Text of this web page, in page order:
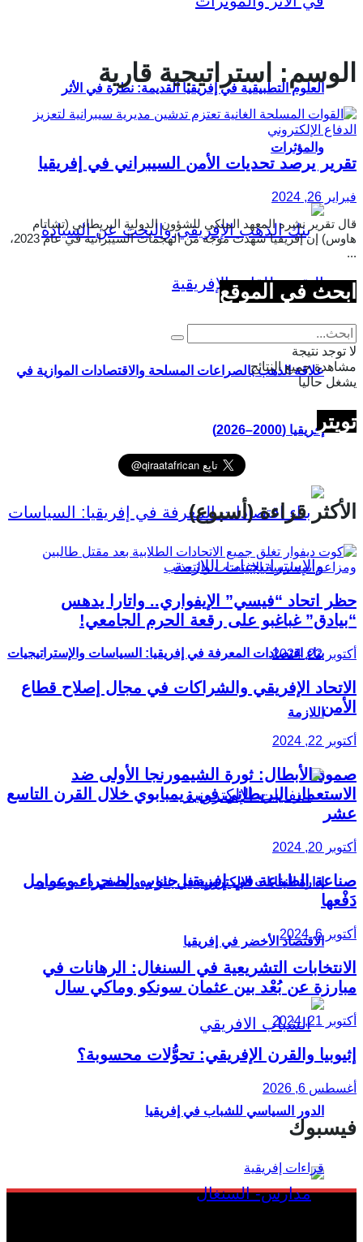
العلوم التطبيقية في إفريقيا القديمة: نظرة في الأثر
والمؤثرات
علاقة الذهب بالصراعات المسلحة والاقتصادات الموازية في
إفريقيا (2000–2026)
بناء اقتصادات المعرفة في إفريقيا: السياسات والإستراتيجيات
اللازمة
إدارة النفايات الإلكترونية في غانا ودورها في دعم مسار
الاقتصاد الأخضر في إفريقيا
الدور السياسي للشباب في إفريقيا
الوسم: استراتيجية قارية
تقرير يرصد تحديات الأمن السيبراني في إفريقيا
فبراير 26, 2024
قال تقرير نشره المعهد الملكي للشؤون الدولية البريطاني (تشاتام
هاوس) إن إفريقيا شهدت موجة من الهجمات السيبرانية في عام 2023،
...
ابحث في الموقع
لا توجد نتيجة
مشاهدة جميع النتائج
يشغل حاليا
تويتر
الأكثر قراءة (أسبوع)
حظر اتحاد “فيسي” الإيفواري.. واتارا يدهس
“بيادق” غباغبو على رقعة الحرم الجامعي!
أكتوبر 22, 2024
الاتحاد الإفريقي والشراكات في مجال إصلاح قطاع
الأمن
أكتوبر 22, 2024
صمود الأبطال: ثورة الشيمورنجا الأولى ضد
الاستعمار البريطاني في زيمبابوي خلال القرن التاسع
عشر
أكتوبر 20, 2024
صناعة الطباعة في إفريقيا جنوب الصحراء وعوامل
دَفْعها
أكتوبر 6, 2024
الانتخابات التشريعية في السنغال: الرهانات في
مبارزة عن بُعْد بين عثمان سونكو وماكي سال
أكتوبر 21, 2024
إثيوبيا والقرن الإفريقي: تحوُّلات محسوبة؟
أغسطس 6, 2026
فيسبوك